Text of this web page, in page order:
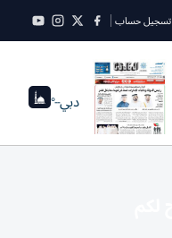
تسجيل حساب
دبي--°